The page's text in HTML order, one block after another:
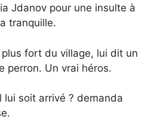
Jdanov pour une insulte à
tranquille.
fort du village, lui dit un
perron. Un vrai héros.
lui soit arrivé ? demanda